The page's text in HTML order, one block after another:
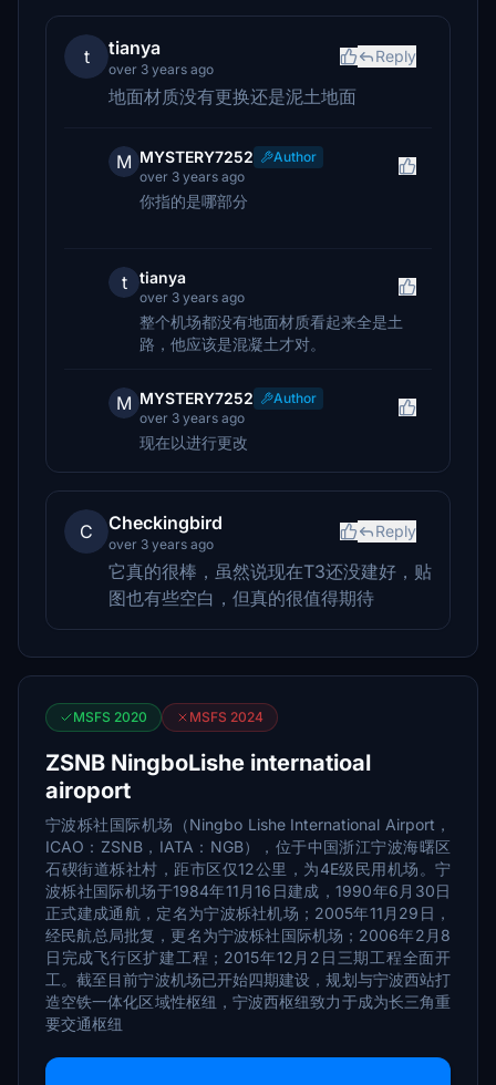
t tianya
over 3 years ago
Reply
地面材质没有更换还是泥土地面
M MYSTERY7252
Author
over 3 years ago
你指的是哪部分
t tianya
over 3 years ago
整个机场都没有地面材质看起来全是土
路，他应该是混凝土才对。
M MYSTERY7252
Author
over 3 years ago
现在以进行更改
C Checkingbird
over 3 years ago
Reply
它真的很棒，虽然说现在T3还没建好，贴
图也有些空白，但真的很值得期待
MSFS 2020 MSFS 2024
ZSNB NingboLishe internatioal
airoport
宁波栎社国际机场（Ningbo Lishe International Airport，
ICAO：ZSNB，IATA：NGB），位于中国浙江宁波海曙区
石碶街道栎社村，距市区仅12公里，为4E级民用机场。宁
波栎社国际机场于1984年11月16日建成，1990年6月30日
正式建成通航，定名为宁波栎社机场；2005年11月29日，
经民航总局批复，更名为宁波栎社国际机场；2006年2月8
日完成飞行区扩建工程；2015年12月2日三期工程全面开
工。截至目前宁波机场已开始四期建设，规划与宁波西站打
造空铁一体化区域性枢纽，宁波西枢纽致力于成为长三角重
要交通枢纽